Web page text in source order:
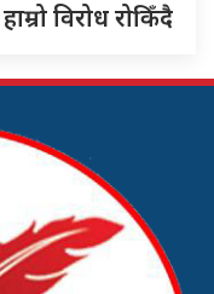
विरोध रोकिँदै